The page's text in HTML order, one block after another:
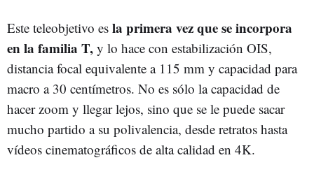
Este teleobjetivo es la primera vez que se incorpora
en la familia T, y lo hace con estabilización OIS,
distancia focal equivalente a 115 mm y capacidad para
macro a 30 centímetros. No es sólo la capacidad de
hacer zoom y llegar lejos, sino que se le puede sacar
mucho partido a su polivalencia, desde retratos hasta
vídeos cinematográficos de alta calidad en 4K.